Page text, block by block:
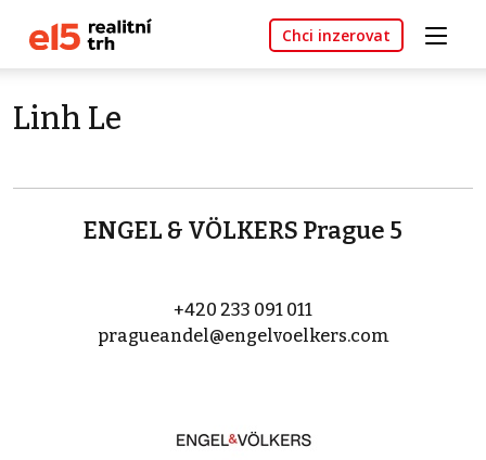
Chci inzerovat
Linh Le
ENGEL & VÖLKERS Prague 5
+420 233 091 011
pragueandel@engelvoelkers.com